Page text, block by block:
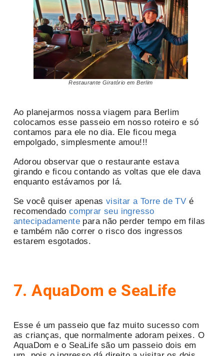
Restaurante Giratório em Berlim
Ao planejarmos nossa viagem para Berlim
colocamos esse passeio em nosso roteiro e só
contamos para ele no dia. Ele ficou mega
empolgado, simplesmente amou!!!
Adorou observar que o restaurante estava
girando e ficou contando as voltas que ele dava
enquanto estávamos por lá.
Se você quiser apenas visitar a Torre de TV é
recomendado comprar seu ingresso
antecipadamente para não perder tempo em filas
e também não correr o risco dos ingressos
estarem esgotados.
7. AquaDom e SeaLife
Esse é um passeio que faz muito sucesso com
as crianças, que normalmente adoram peixes. O
AquaDom e o SeaLife são um passeio dois em